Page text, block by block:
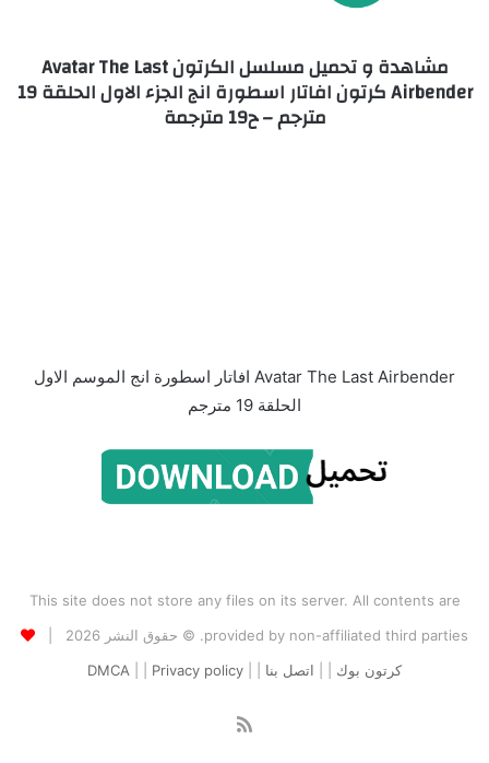
مشاهدة و تحميل مسلسل الكرتون Avatar The Last
Airbender كرتون افاتار اسطورة انج الجزء الاول الحلقة 19
مترجم – ح19 مترجمة
Avatar The Last Airbender افاتار اسطورة انج الموسم الاول
الحلقة 19 مترجم
This site does not store any files on its server. All contents are
provided by non-affiliated third parties. © حقوق النشر 2026 |
كرتون بوك
اتصل بنا DMCA Privacy policy
ملخص